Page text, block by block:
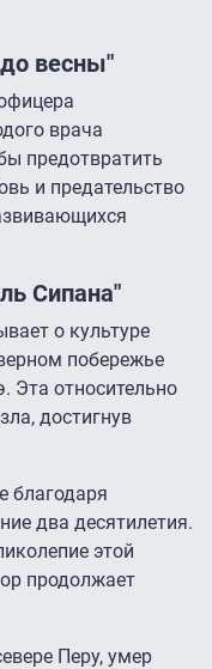
весны"
врача
предотвратить
и предательство
Сипана"
о культуре
побережье
Эта относительно
достигнув
благодаря
два десятилетия.
этой
продолжает
Перу, умер